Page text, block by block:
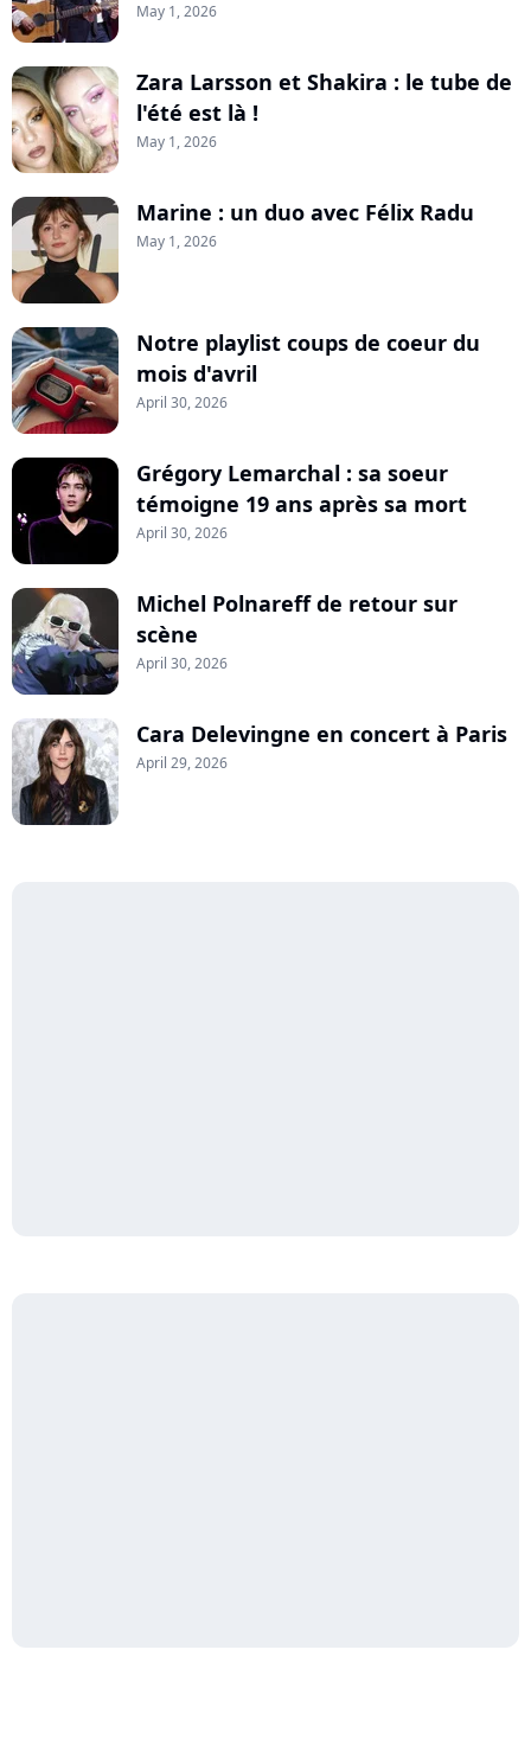
May 1, 2026
Zara Larsson et Shakira : le tube de
l'été est là !
May 1, 2026
Marine : un duo avec Félix Radu
May 1, 2026
Notre playlist coups de coeur du
mois d'avril
April 30, 2026
Grégory Lemarchal : sa soeur
témoigne 19 ans après sa mort
April 30, 2026
Michel Polnareff de retour sur
scène
April 30, 2026
Cara Delevingne en concert à Paris
April 29, 2026